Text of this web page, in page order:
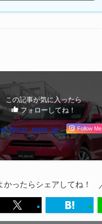
この記事が気に入ったら
フォローしてね！
@car_repo_jp Follow Me
かったらシェアしてね！